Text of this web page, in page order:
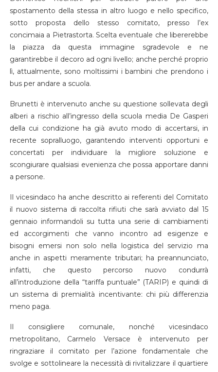
spostamento della stessa in altro luogo e nello specifico,
sotto proposta dello stesso comitato, presso l’ex
concimaia a Pietrastorta. Scelta eventuale che libererebbe
la piazza da questa immagine sgradevole e ne
garantirebbe il decoro ad ogni livello; anche perché proprio
lì, attualmente, sono moltissimi i bambini che prendono i
bus per andare a scuola.
Brunetti è intervenuto anche su questione sollevata degli
alberi a rischio all’ingresso della scuola media De Gasperi
della cui condizione ha già avuto modo di accertarsi, in
recente sopralluogo, garantendo interventi opportuni e
concertati per individuare la migliore soluzione e
scongiurare qualsiasi evenienza che possa apportare danni
a persone.
Il vicesindaco ha anche descritto ai referenti del Comitato
il nuovo sistema di raccolta rifiuti che sarà avviato dal 15
gennaio informandoli su tutta una serie di cambiamenti
ed accorgimenti che vanno incontro ad esigenze e
bisogni emersi non solo nella logistica del servizio ma
anche in aspetti meramente tributari; ha preannunciato,
infatti, che questo percorso nuovo condurrà
all’introduzione della “tariffa puntuale” (TARIP) e quindi di
un sistema di premialità incentivante: chi più differenzia
meno paga.
Il consigliere comunale, nonché vicesindaco
metropolitano, Carmelo Versace è intervenuto per
ringraziare il comitato per l’azione fondamentale che
svolge e sottolineare la necessità di rivitalizzare il quartiere